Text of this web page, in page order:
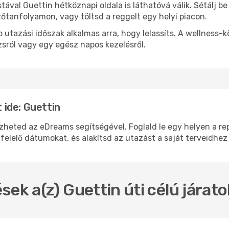
Guettin hétköznapi oldala is láthatóvá válik. Sétálj
vagy töltsd a reggelt egy helyi piacon.
utazási időszak alkalmas arra, hogy lelassíts. A wellness-
vagy egy egész napos kezelésről.
ide: Guettin
az eDreams segítségével. Foglald le egy helyen a
dátumokat, és alakítsd az utazást a saját
a(z) Guettin úti célú